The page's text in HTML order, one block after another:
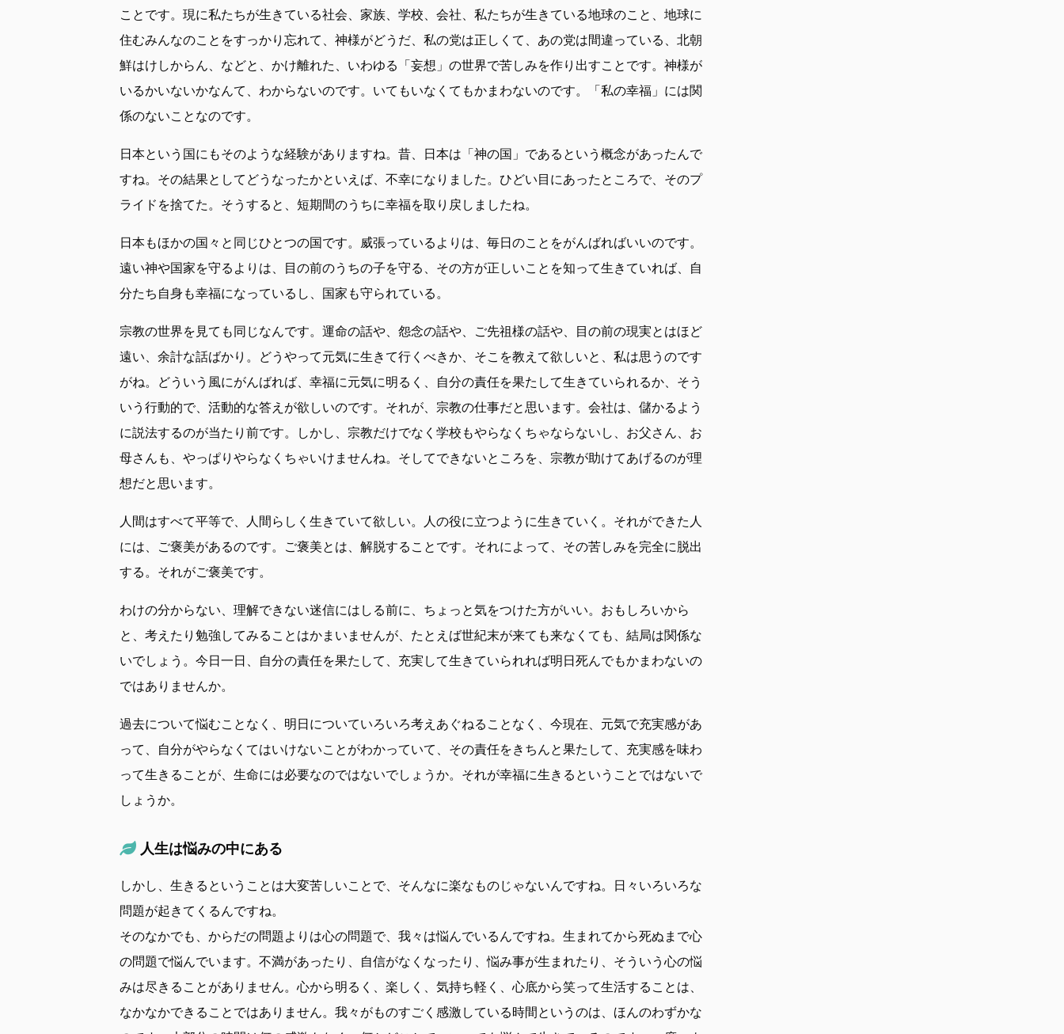
ことです。現に私たちが生きている社会、家族、学校、会社、私たちが生きている地球のこと、地球に
住むみんなのことをすっかり忘れて、神様がどうだ、私の党は正しくて、あの党は間違っている、北朝
鮮はけしからん、などと、かけ離れた、いわゆる「妄想」の世界で苦しみを作り出すことです。神様が
いるかいないかなんて、わからないのです。いてもいなくてもかまわないのです。「私の幸福」には関
係のないことなのです。
日本という国にもそのような経験がありますね。昔、日本は「神の国」であるという概念があったんで
すね。その結果としてどうなったかといえば、不幸になりました。ひどい目にあったところで、そのプ
ライドを捨てた。そうすると、短期間のうちに幸福を取り戻しましたね。
日本もほかの国々と同じひとつの国です。威張っているよりは、毎日のことをがんばればいいのです。
遠い神や国家を守るよりは、目の前のうちの子を守る、その方が正しいことを知って生きていれば、自
分たち自身も幸福になっているし、国家も守られている。
宗教の世界を見ても同じなんです。運命の話や、怨念の話や、ご先祖様の話や、目の前の現実とはほど
遠い、余計な話ばかり。どうやって元気に生きて行くべきか、そこを教えて欲しいと、私は思うのです
がね。どういう風にがんばれば、幸福に元気に明るく、自分の責任を果たして生きていられるか、そう
いう行動的で、活動的な答えが欲しいのです。それが、宗教の仕事だと思います。会社は、儲かるよう
に説法するのが当たり前です。しかし、宗教だけでなく学校もやらなくちゃならないし、お父さん、お
母さんも、やっぱりやらなくちゃいけませんね。そしてできないところを、宗教が助けてあげるのが理
想だと思います。
人間はすべて平等で、人間らしく生きていて欲しい。人の役に立つように生きていく。それができた人
には、ご褒美があるのです。ご褒美とは、解脱することです。それによって、その苦しみを完全に脱出
する。それがご褒美です。
わけの分からない、理解できない迷信にはしる前に、ちょっと気をつけた方がいい。おもしろいから
と、考えたり勉強してみることはかまいませんが、たとえば世紀末が来ても来なくても、結局は関係な
いでしょう。今日一日、自分の責任を果たして、充実して生きていられれば明日死んでもかまわないの
ではありませんか。
過去について悩むことなく、明日についていろいろ考えあぐねることなく、今現在、元気で充実感があ
って、自分がやらなくてはいけないことがわかっていて、その責任をきちんと果たして、充実感を味わ
って生きることが、生命には必要なのではないでしょうか。それが幸福に生きるということではないで
しょうか。
人生は悩みの中にある
しかし、生きるということは大変苦しいことで、そんなに楽なものじゃないんですね。日々いろいろな
問題が起きてくるんですね。
そのなかでも、からだの問題よりは心の問題で、我々は悩んでいるんですね。生まれてから死ぬまで心
の問題で悩んでいます。不満があったり、自信がなくなったり、悩み事が生まれたり、そういう心の悩
みは尽きることがありません。心から明るく、楽しく、気持ち軽く、心底から笑って生活することは、
なかなかできることではありません。我々がものすごく感激している時間というのは、ほんのわずかな